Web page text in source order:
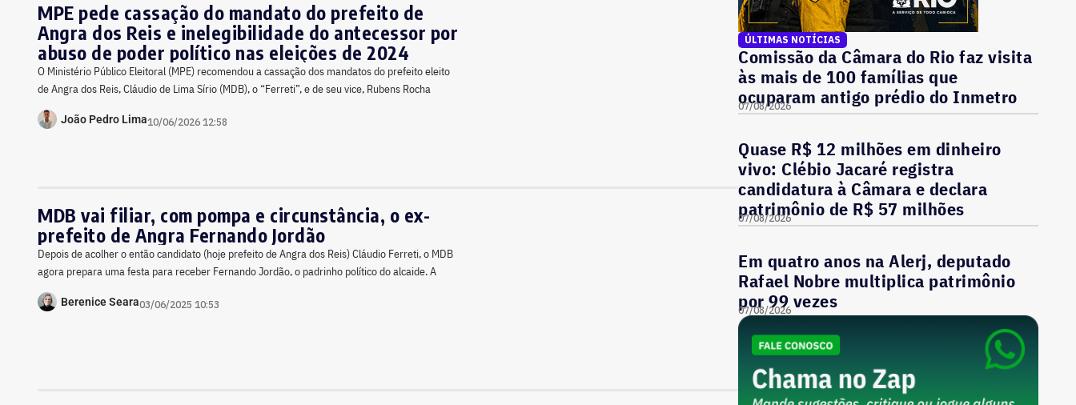
MPE pede cassação do mandato do prefeito de
Angra dos Reis e inelegibilidade do antecessor por
abuso de poder político nas eleições de 2024
O Ministério Público Eleitoral (MPE) recomendou a cassação dos mandatos do prefeito eleito
de Angra dos Reis, Cláudio de Lima Sírio (MDB), o “Ferreti”, e de seu vice, Rubens Rocha
João Pedro Lima10/06/2026 12:58
MDB vai filiar, com pompa e circunstância, o ex-
prefeito de Angra Fernando Jordão
Depois de acolher o então candidato (hoje prefeito de Angra dos Reis) Cláudio Ferreti, o MDB
agora prepara uma festa para receber Fernando Jordão, o padrinho político do alcaide. A
Berenice Seara03/06/2025 10:53
ÚLTIMAS NOTÍCIAS
Comissão da Câmara do Rio faz visita
às mais de 100 famílias que
ocuparam antigo prédio do Inmetro
07/08/2026
Quase R$ 12 milhões em dinheiro
vivo: Clébio Jacaré registra
candidatura à Câmara e declara
patrimônio de R$ 57 milhões
07/08/2026
Em quatro anos na Alerj, deputado
Rafael Nobre multiplica patrimônio
por 99 vezes
07/08/2026